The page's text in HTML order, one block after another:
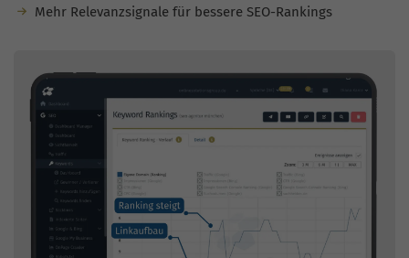
Mehr Relevanzsignale für bessere SEO-Rankings